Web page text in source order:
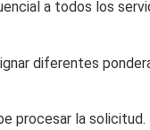
a todos los
diferentes
procesar la